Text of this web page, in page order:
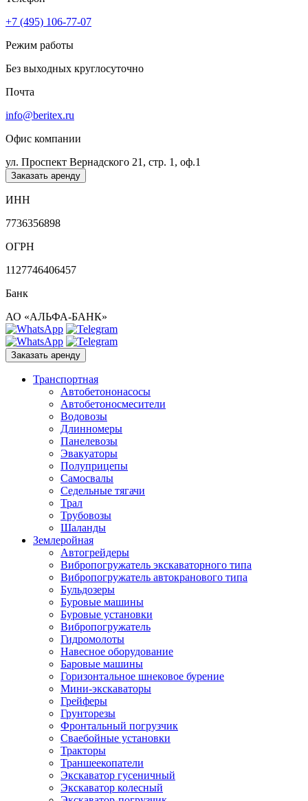
+7 (495) 106-77-07
Режим работы
Без выходных круглосуточно
Почта
info@beritex.ru
Офис компании
ул. Проспект Вернадского 21, стр. 1, оф.1
Заказать аренду
ИНН
7736356898
ОГРН
1127746406457
Банк
АО «АЛЬФА-БАНК»
Заказать аренду
Транспортная
Автобетононасосы
Автобетоносмесители
Водовозы
Длинномеры
Панелевозы
Эвакуаторы
Полуприцепы
Самосвалы
Седельные тягачи
Трал
Трубовозы
Шаланды
Землеройная
Автогрейдеры
Вибропогружатель экскаваторного типа
Вибропогружатель автокранового типа
Бульдозеры
Буровые машины
Буровые установки
Вибропогружатель
Гидромолоты
Навесное оборудование
Баровые машины
Горизонтальное шнековое бурение
Мини-экскаваторы
Грейферы
Грунторезы
Фронтальный погрузчик
Сваебойные установки
Тракторы
Траншеекопатели
Экскаватор гусеничный
Экскаватор колесный